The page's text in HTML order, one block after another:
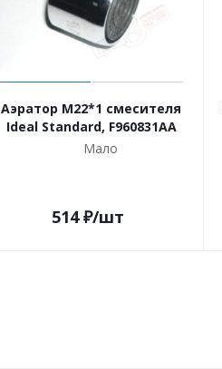
Аэратор M22*1 смесителя
Ideal Standard, F960831AA
Мало
514₽/шт